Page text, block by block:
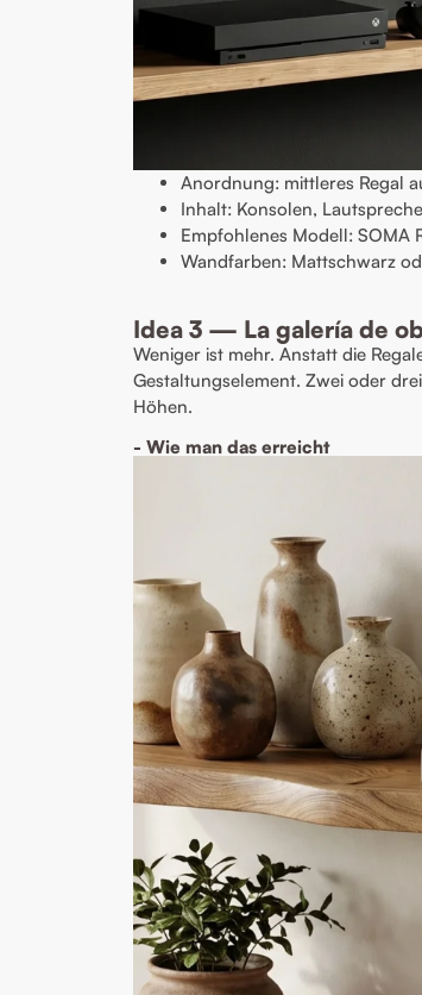
Anordnung: mittleres Regal
Inhalt: Konsolen,
Empfohlenes Modell: SOMA
Wandfarben: Mattschwarz
Idea 3 — La galería de
Weniger ist mehr. Anstatt die
Gestaltungselement. Zwei oder
Höhen.
- Wie man das erreicht